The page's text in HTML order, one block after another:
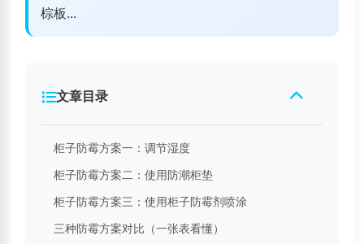
棕板...
文章目录
柜子防霉方案一：调节湿度
柜子防霉方案二：使用防潮柜垫
柜子防霉方案三：使用柜子防霉剂喷涂
三种防霉方案对比（一张表看懂）